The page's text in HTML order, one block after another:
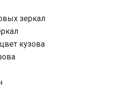
зеркал
кузова